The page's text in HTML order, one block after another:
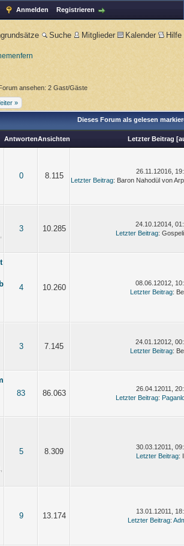
Anmelden Registrieren
Suche Mitglieder Kalender Hilfe
ansehen: 2 Gast/Gäste
»
Dieses Forum als gelesen
AntwortenAnsichten Letzter Beitrag [
0 8.115
26.11.12016,
Letzter Beitrag: Baron Nahodül von
3 10.285
24.10.12014,
Letzter Beitrag:
4 10.260
08.06.12012,
Letzter Beitrag:
3 7.145
24.01.12012,
Letzter Beitrag:
83 86.063
26.04.12011,
Letzter Beitrag:
5 8.309
30.03.12011,
Letzter Beitrag:
9 13.174
13.01.12011,
Letzter Beitrag: